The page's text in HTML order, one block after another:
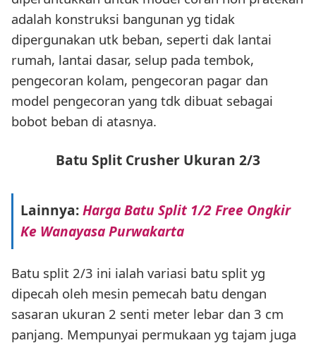
adalah konstruksi bangunan yg tidak
dipergunakan utk beban, seperti dak lantai
rumah, lantai dasar, selup pada tembok,
pengecoran kolam, pengecoran pagar dan
model pengecoran yang tdk dibuat sebagai
bobot beban di atasnya.
Batu Split Crusher Ukuran 2/3
Lainnya:Harga Batu Split 1/2 Free Ongkir
Ke Wanayasa Purwakarta
Batu split 2/3 ini ialah variasi batu split yg
dipecah oleh mesin pemecah batu dengan
sasaran ukuran 2 senti meter lebar dan 3 cm
panjang. Mempunyai permukaan yg tajam juga